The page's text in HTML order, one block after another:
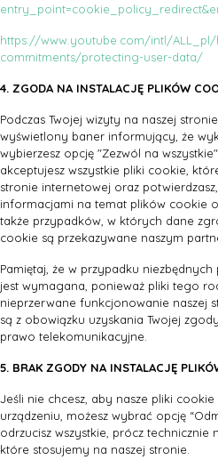
https://www.youtube.com/intl/
commitments/protecting-user-data/
4. ZGODA NA INSTALACJĘ PLIKÓW
Podczas Twojej wizyty na naszej
wyświetlony baner informujący, że
wybierzesz opcję "Zezwól na
akceptujesz wszystkie pliki cookie,
stronie internetowej oraz potwierdzasz,
informacjami na temat plików cookie
także przypadków, w których dane
cookie są przekazywane naszym
Pamiętaj, że w przypadku
jest wymagana, ponieważ pliki tego
nieprzerwane funkcjonowanie naszej
są z obowiązku uzyskania Twojej
prawo telekomunikacyjne.
5. BRAK ZGODY NA INSTALACJĘ
Jeśli nie chcesz, aby nasze pliki cookie
urządzeniu, możesz wybrać opcję
odrzucisz wszystkie, prócz technicznie
które stosujemy na naszej stronie.